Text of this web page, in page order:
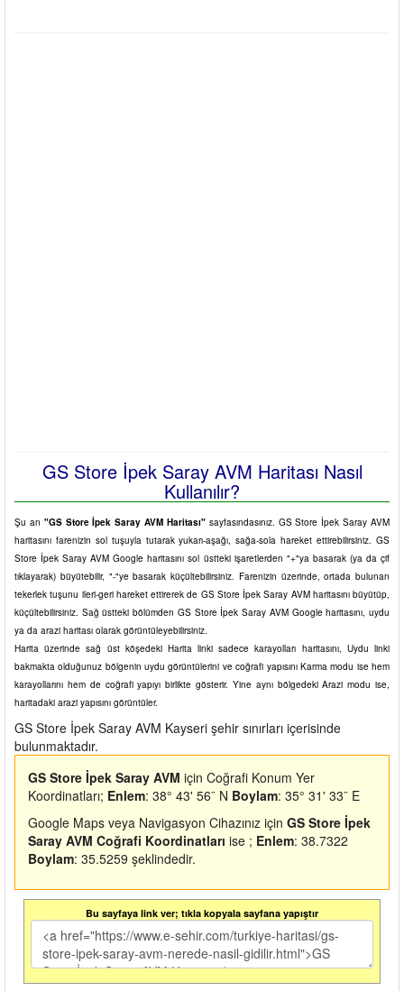
GS Store İpek Saray AVM Haritası Nasıl
Kullanılır?
Şu an "GS Store İpek Saray AVM Haritası"sayfasındasınız. GS Store İpek Saray AVM
haritasını farenizin sol tuşuyla tutarak yukarı-aşağı, sağa-sola hareket ettirebilirsiniz. GS
Store İpek Saray AVM Google haritasını sol üstteki işaretlerden "+"ya basarak (ya da çif
tıklayarak) büyütebilir, "-"ye basarak küçültebilirsiniz. Farenizin üzerinde, ortada bulunan
tekerlek tuşunu ileri-geri hareket ettirerek de GS Store İpek Saray AVM haritasını büyütüp,
küçültebilirsiniz. Sağ üstteki bölümden GS Store İpek Saray AVM Google haritasını, uydu
ya da arazi haritası olarak görüntüleyebilirsiniz.
Harita üzerinde sağ üst köşedeki Harita linki sadece karayolları haritasını, Uydu linki
bakmakta olduğunuz bölgenin uydu görüntülerini ve coğrafi yapısını Karma modu ise hem
karayollarını hem de coğrafi yapıyı birlikte gösterir. Yine aynı bölgedeki Arazi modu ise,
haritadaki arazi yapısını görüntüler.
GS Store İpek Saray AVM Kayseri şehir sınırları içerisinde
bulunmaktadır.
GS Store İpek Saray AVM için Coğrafi Konum Yer
Koordinatları; Enlem: 38° 43' 56¨ N Boylam: 35° 31' 33¨ E
Google Maps veya Navigasyon Cihazınız için GS Store İpek
Saray AVM Coğrafi Koordinatları ise ; Enlem: 38.7322
Boylam: 35.5259 şeklindedir.
Bu sayfaya link ver; tıkla kopyala sayfana yapıştır